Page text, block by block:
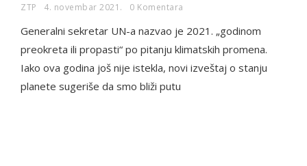
ZTP 4. novembar 2021. 0 Komentara
Generalni sekretar UN-a nazvao je 2021. „godinom
preokreta ili propasti“ po pitanju klimatskih promena.
Iako ova godina još nije istekla, novi izveštaj o stanju
planete sugeriše da smo bliži putu